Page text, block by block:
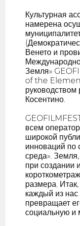
Культурная
намерена
Венето и
Земля»
of the
руководством
Косентино.
всем
широкой
инноваций по
среда». Земля,
при создании
размера.
каждый из нас
превращает
социальную и